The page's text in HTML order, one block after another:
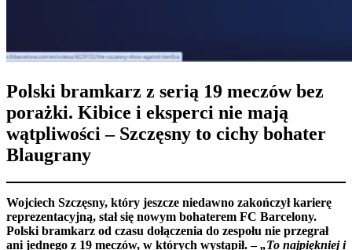
Polski bramkarz z serią 19 meczów bez
porażki. Kibice i eksperci nie mają
wątpliwości – Szczęsny to cichy bohater
Blaugrany
Wojciech Szczęsny, który jeszcze niedawno zakończył karierę
reprezentacyjną, stał się nowym bohaterem FC Barcelony.
Polski bramkarz od czasu dołączenia do zespołu nie przegrał
ani jednego z 19 meczów, w których wystąpił. –„To najpiękniej i